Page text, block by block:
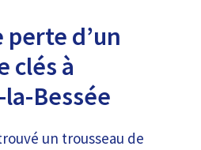
perte d’un
clés à
Bessée
un trousseau de